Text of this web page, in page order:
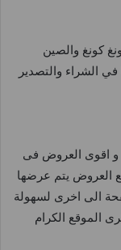
كونغ والصين
في الشراء والتصدير
اقوى العروض فى
العروض يتم عرضها
الى اخرى لسهولة
الموقع الكرام